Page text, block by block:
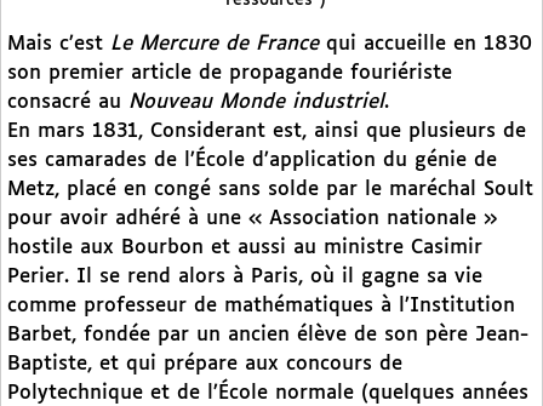
Mais c’est Le Mercure de Francequi accueille en 1830
son premier article de propagande fouriériste
consacré au Nouveau Monde industriel.
En mars 1831, Considerant est, ainsi que plusieurs de
ses camarades de l’École d’application du génie de
Metz, placé en congé sans solde par le maréchal Soult
pour avoir adhéré à une « Association nationale »
hostile aux Bourbon et aussi au ministre Casimir
Perier. Il se rend alors à Paris, où il gagne sa vie
comme professeur de mathématiques à l’Institution
Barbet, fondée par un ancien élève de son père Jean-
Baptiste, et qui prépare aux concours de
Polytechnique et de l’École normale (quelques années